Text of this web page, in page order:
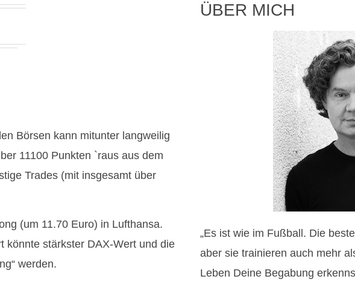
Börsen kann mitunter langweilig
11100 Punkten `raus aus dem
Trades (mit insgesamt über
(um 11.70 Euro) in Lufthansa.
könnte stärkster DAX-Wert und die
werden.
ÜBER MICH
„Es ist wie im Fußball. Die
aber sie trainieren auch mehr
Leben Deine Begabung